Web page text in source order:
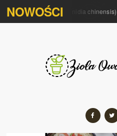
NOWOŚCIKiwi (Actinidia chinensis)